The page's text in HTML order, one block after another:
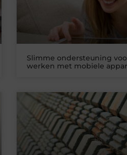
Slimme ondersteuning
werken met mobiele